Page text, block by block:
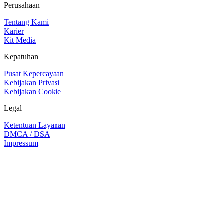
Perusahaan
Tentang Kami
Karier
Kit Media
Kepatuhan
Pusat Kepercayaan
Kebijakan Privasi
Kebijakan Cookie
Legal
Ketentuan Layanan
DMCA / DSA
Impressum